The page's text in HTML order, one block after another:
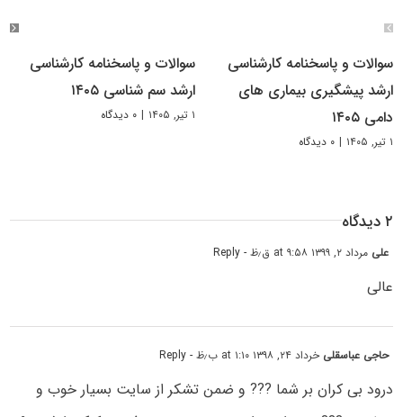
سوالات و پاسخنامه کارشناسی
ارشد پیشگیری بیماری های
دامی ۱۴۰۵
۱ تیر, ۱۴۰۵ | ۰ دیدگاه
سوالات و پاسخنامه کارشناسی
ارشد سم شناسی ۱۴۰۵
۱ تیر, ۱۴۰۵ | ۰ دیدگاه
۲ دیدگاه
علی مرداد ۲, ۱۳۹۹ at ۹:۵۸ ق٫ظ - Reply
عالی
حاجی عباسقلی خرداد ۲۴, ۱۳۹۸ at ۱:۱۰ ب٫ظ - Reply
درود بی کران بر شما ??? و ضمن تشکر از سایت بسیار خوب و